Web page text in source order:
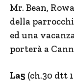
Mr. Bean,
della
ed una
porterà a
La5 (ch.30 dtt